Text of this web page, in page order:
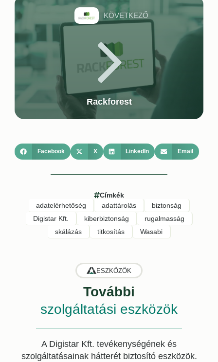
KÖVETKEZŐ
Rackforest
Facebook X LinkedIn Email
Címkék
adatelérhetőség
adattárolás
biztonság
Digistar Kft.
kiberbiztonság
rugalmasság
skálázás
titkosítás Wasabi
ESZKÖZÖK
További
szolgáltatási eszközök
A Digistar Kft. tevékenységének és
szolgáltatásainak hátterét biztosító eszközök.